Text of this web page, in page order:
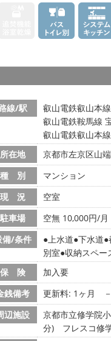
線/駅
叡山電鉄叡山本
叡山電鉄鞍馬線
叡山電鉄叡山本
所在地
京都市左京区山
種 別
マンション
現 況
空室
駐車場
空無 10,000円/月
備/条件
上水道 下水道
別室 収納スペー
保 険
加入要
銭備考
更新料: 1ヶ月
－
辺施設
京都市立修学院
分)
フレスコ修